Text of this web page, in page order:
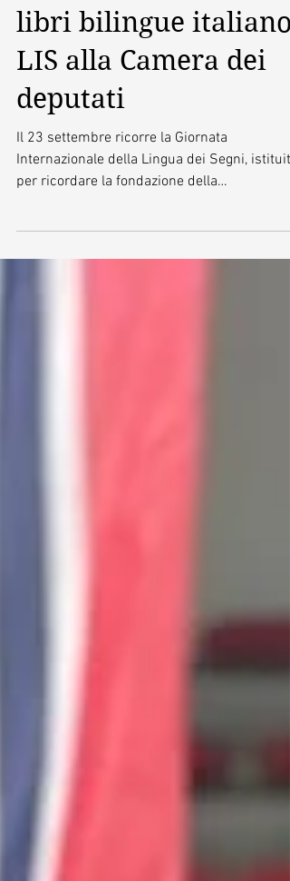
FabuLIS, la collana di
libri bilingue italiano-
LIS alla Camera dei
deputati
Il 23 settembre ricorre la Giornata